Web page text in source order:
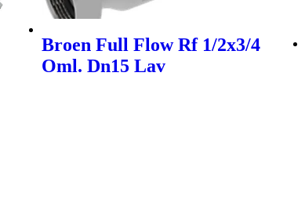
Broen Full Flow Rf 1/2x3/4
Oml. Dn15 Lav